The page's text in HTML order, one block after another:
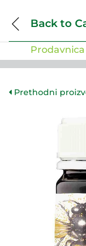
Back to
Prodavnica
Prethodni